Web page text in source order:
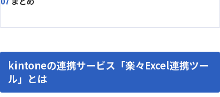
kintoneの連携サービス「楽々Excel連携ツー
ル」とは